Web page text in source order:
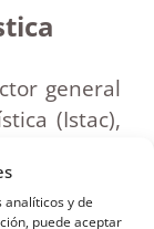
analíticos y de
puede aceptar
general
(Istac),
en
sobre